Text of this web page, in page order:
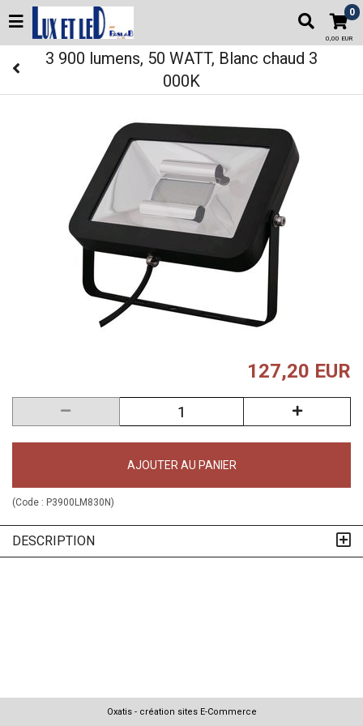
0
0,00 EUR
3 900 lumens, 50 WATT, Blanc chaud 3
000K
127,20 EUR
AJOUTER AU PANIER
(Code : P3900LM830N)
DESCRIPTION
Oxatis - création sites E-Commerce